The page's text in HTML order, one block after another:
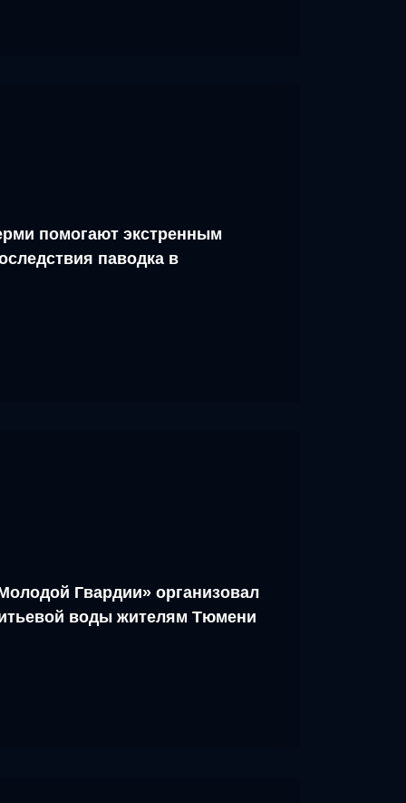
помогают экстренным
паводка в
Гвардии» организовал
воды жителям Тюмени